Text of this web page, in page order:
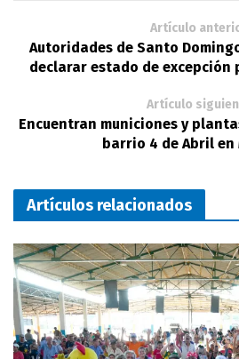
Artículo
Autoridades de Santo
declarar estado de excepción
Artículo
Encuentran municiones y
barrio 4 de Abril en
Artículos relacionados